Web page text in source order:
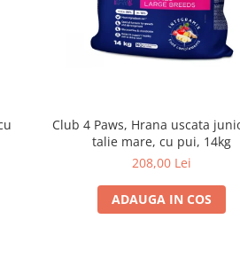
Club 4 Paws, Hrana uscata
talie mare, cu pui, 14kg
208,00 Lei
ADAUGA IN COS